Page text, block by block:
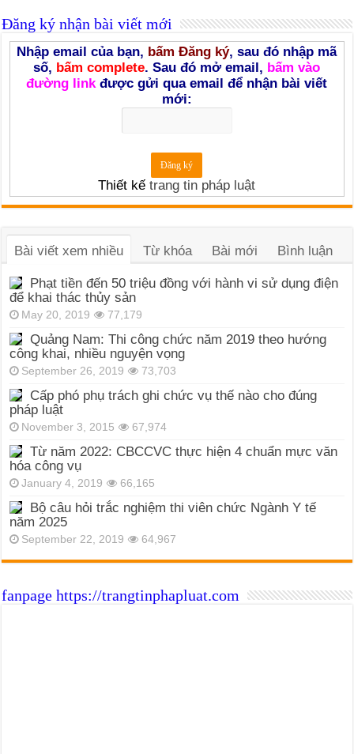
Đăng ký nhận bài viết mới
Nhập email của bạn, bấm Đăng ký, sau đó nhập mã
số, bấm complete. Sau đó mở email, bấm vào
đường linkđược gửi qua email để nhận bài viết
mới:
Thiết kếtrang tin pháp luật
Bài viết xem nhiều Từ khóa Bài mới Bình luận
Phạt tiền đến 50 triệu đồng với hành vi sử dụng điện
để khai thác thủy sản
May 20, 2019 77,179
Quảng Nam: Thi công chức năm 2019 theo hướng
công khai, nhiều nguyện vọng
September 26, 2019 73,703
Cấp phó phụ trách ghi chức vụ thế nào cho đúng
pháp luật
November 3, 2015 67,974
Từ năm 2022: CBCCVC thực hiện 4 chuẩn mực văn
hóa công vụ
January 4, 2019 66,165
Bộ câu hỏi trắc nghiệm thi viên chức Ngành Y tế
năm 2025
September 22, 2019 64,967
fanpage https://trangtinphapluat.com